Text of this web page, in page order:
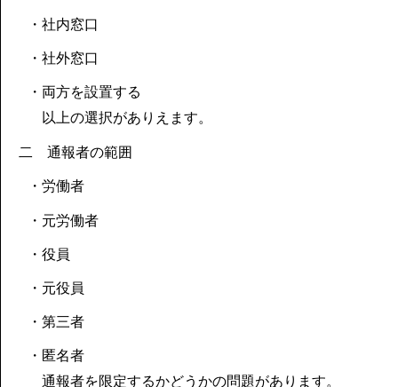
・社内窓口
・社外窓口
・両方を設置する
以上の選択がありえます。
二 通報者の範囲
・労働者
・元労働者
・役員
・元役員
・第三者
・匿名者
通報者を限定するかどうかの問題があります。